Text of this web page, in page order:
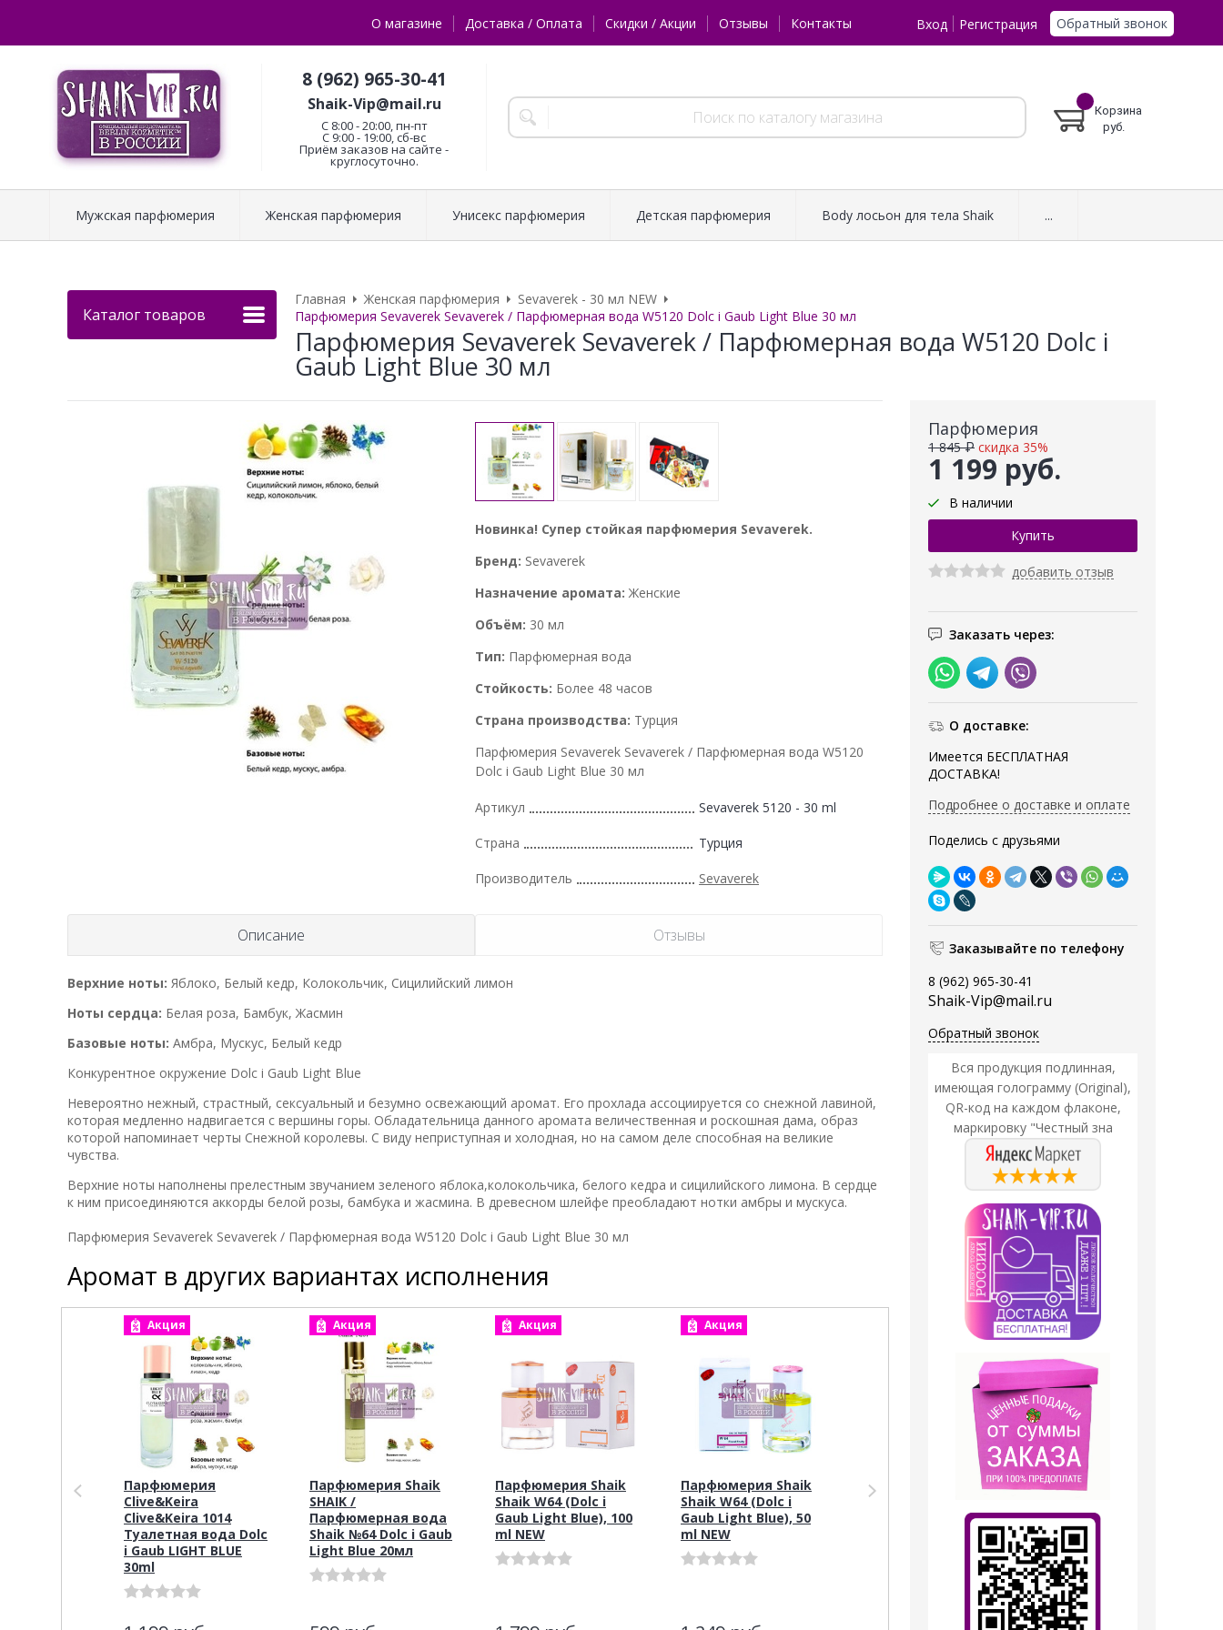
О магазине Доставка / Оплата Скидки / Акции Отзывы Контакты Вход Регистрация Обратный звонок
8 (962) 965-30-41
Shaik-Vip@mail.ru
C 8:00 - 20:00, пн-пт
С 9:00 - 19:00, сб-вс
Приём заказов на сайте -
круглосуточно.
Корзина
руб.
Мужская парфюмерия Женская парфюмерия Унисекс парфюмерия Детская парфюмерия Body лосьон для тела Shaik ...
Каталог товаров
Главная Женская парфюмерия
Sevaverek - 30 мл NEW
Парфюмерия Sevaverek Sevaverek / Парфюмерная вода W5120 Dolc i Gaub Light Blue 30 мл
Парфюмерия Sevaverek Sevaverek / Парфюмерная вода W5120 Dolc i
Gaub Light Blue 30 мл
Парфюмерия
1 199 руб.
1 845 ₽ скидка 35%
В наличии
добавить отзыв
Заказать через:
О доставке:
Имеется БЕСПЛАТНАЯ
ДОСТАВКА!
Подробнее о доставке и оплате
Поделись с друзьями
Заказывайте по телефону
8 (962) 965-30-41
Shaik-Vip@mail.ru
Обратный звонок
Вся продукция подлинная,
имеющая голограмму (Original),
QR-код на каждом флаконе,
маркировку "Честный зна
Новинка! Супер стойкая парфюмерия Sevaverek.
Бренд: Sevaverek
Назначение аромата: Женские
Объём: 30 мл
Тип: Парфюмерная вода
Стойкость: Более 48 часов
Страна производства: Турция
Парфюмерия Sevaverek Sevaverek / Парфюмерная вода W5120
Dolc i Gaub Light Blue 30 мл
Артикул Sevaverek 5120 - 30 ml
Страна Турция
Производитель Sevaverek
Описание Отзывы
Верхние ноты: Яблоко, Белый кедр, Колокольчик, Сицилийский лимон
Ноты сердца: Белая роза, Бамбук, Жасмин
Базовые ноты: Амбра, Мускус, Белый кедр
Конкурентное окружение Dolc i Gaub Light Blue
Невероятно нежный, страстный, сексуальный и безумно освежающий аромат. Его прохлада ассоциируется со снежной лавиной,
которая медленно надвигается с вершины горы. Обладательница данного аромата величественная и роскошная дама, образ
которой напоминает черты Снежной королевы. С виду неприступная и холодная, но на самом деле способная на великие
чувства.
Верхние ноты наполнены прелестным звучанием зеленого яблока,колокольчика, белого кедра и сицилийского лимона. В сердце
к ним присоединяются аккорды белой розы, бамбука и жасмина. В древесном шлейфе преобладают нотки амбры и мускуса.
Парфюмерия Sevaverek Sevaverek / Парфюмерная вода W5120 Dolc i Gaub Light Blue 30 мл
Аромат в других вариантах исполнения
Акция
Парфюмерия
Clive&Keira
Clive&Keira 1014
Туалетная вода Dolc
i Gaub LIGHT BLUE
30ml
Акция
Парфюмерия Shaik
SHAIK /
Парфюмерная вода
Shaik №64 Dolc i Gaub
Light Blue 20мл
Акция
Парфюмерия Shaik
Shaik W64 (Dolc i
Gaub Light Blue), 100
ml NEW
Акция
Парфюмерия Shaik
Shaik W64 (Dolc i
Gaub Light Blue), 50
ml NEW
Парфюмерия Silvana
Silvana W334 Dolc i
Gaub Light Blue 50 мл
Акция
Парфюмерия Shaik
Парфюмерная вода
№64 Dolc i Gaub Light
Blue 10 ml